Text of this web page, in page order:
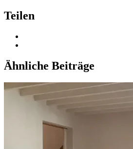
Teilen
Ähnliche Beiträge